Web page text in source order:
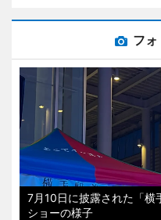
フ
7月10日に披露された「横
ショーの様子